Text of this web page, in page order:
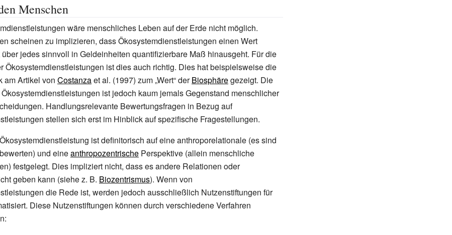
Menschen
wäre menschliches Leben auf der Erde nicht möglich.
scheinen zu implizieren, dass Ökosystemdienstleistungen einen Wert
jedes sinnvoll in Geldeinheiten quantifizierbare Maß hinausgeht. Für die
Ökosystemdienstleistungen ist dies auch richtig. Dies hat beispielsweise die
am Artikel von Costanzaet al. (1997) zum „Wert“ derBiosphäregezeigt. Die
ist jedoch kaum jemals Gegenstand menschlicher
Handlungsrelevante Bewertungsfragen in Bezug auf
stellen sich erst im Hinblick auf spezifische Fragestellungen.
ist definitorisch auf eine anthroporelationale (es sind
und eineanthropozentrische Perspektive (allein menschliche
festgelegt. Dies impliziert nicht, dass es andere Relationen oder
geben kann (siehe z. B. Biozentrismus). Wenn von
die Rede ist, werden jedoch ausschließlich Nutzenstiftungen für
Diese Nutzenstiftungen können durch verschiedene Verfahren